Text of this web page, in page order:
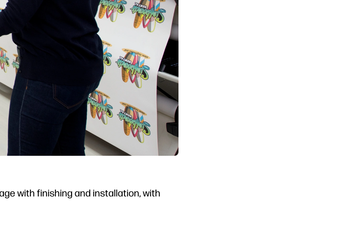
with finishing and installation, with